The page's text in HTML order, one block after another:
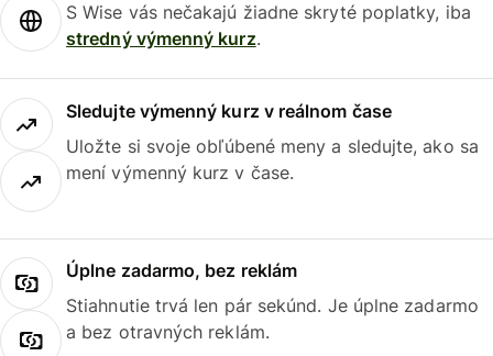
S Wise vás nečakajú žiadne skryté poplatky, iba
stredný výmenný kurz.
Sledujte výmenný kurz v reálnom čase
Uložte si svoje obľúbené meny a sledujte, ako sa
mení výmenný kurz v čase.
Úplne zadarmo, bez reklám
Stiahnutie trvá len pár sekúnd. Je úplne zadarmo
a bez otravných reklám.